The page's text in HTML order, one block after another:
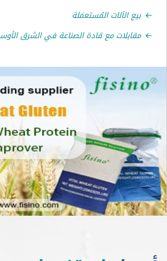
المُستعمَلة
مع قادة الصناعة في الشرق الأوسط وأفريقيا